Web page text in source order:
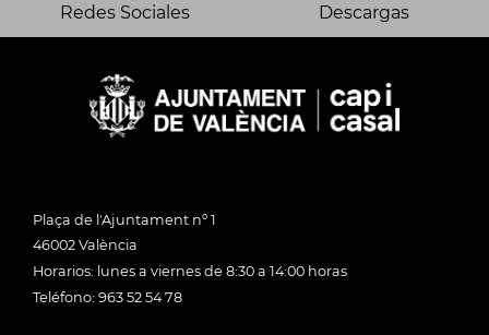
Redes Sociales Descargas
Plaça de l'Ajuntament nº 1
46002 València
Horarios: lunes a viernes de 8:30 a 14:00 horas
Teléfono: 963 52 54 78